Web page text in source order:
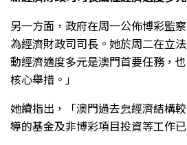
另一方面，政府在周一公佈博彩監
為經濟財政司司長。她於周二在立
動經濟適度多元是澳門首要任務，
核心舉措。」
她續指出，「澳門過去㿝經濟結構
導的基金及非博彩項目投資等工作已